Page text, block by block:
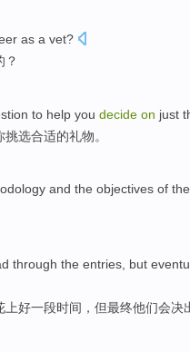
as a vet?
？
to help you decide on just
选合适的礼物。
and the objectives of
through the entries but
上好一段时间 ， 但最终他们会决